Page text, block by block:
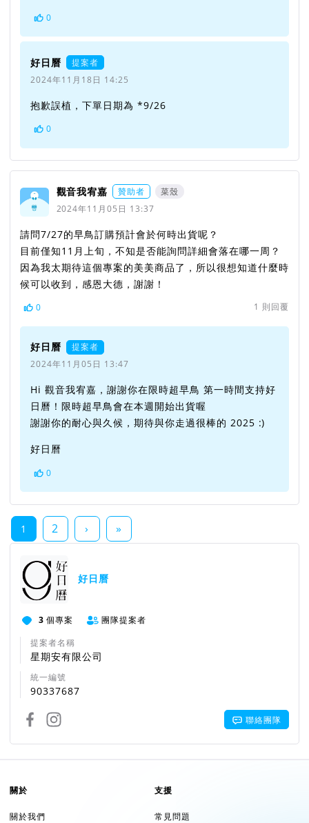
0
好日曆
提案者
2024年11月18日 14:25
抱歉誤植，下單日期為 *9/26
0
觀音我宥嘉 贊助者
菜殼
2024年11月05日 13:37
請問7/27的早鳥訂購預計會於何時出貨呢？
目前僅知11月上旬，不知是否能詢問詳細會落在哪一周？
因為我太期待這個專案的美美商品了，所以很想知道什麼時
候可以收到，感恩大德，謝謝！
0 1 則回覆
好日曆
提案者
2024年11月05日 13:47
Hi 觀音我宥嘉，謝謝你在限時超早鳥 第一時間支持好
日曆！限時超早鳥會在本週開始出貨喔
謝謝你的耐心與久候，期待與你走過很棒的 2025 :)
好日曆
0
1 2 › »
好日曆
3 個專案
團隊提案者
提案者名稱
星期安有限公司
統一編號
90337687
聯絡團隊
關於
關於我們
支援
常見問題